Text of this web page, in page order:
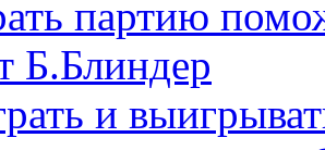
партию
Б.Блиндер
и